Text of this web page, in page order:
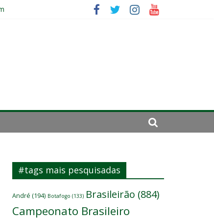
2024
#tags mais pesquisadas
André (194) Botafogo (133) Brasileirão (884)
Campeonato Brasileiro